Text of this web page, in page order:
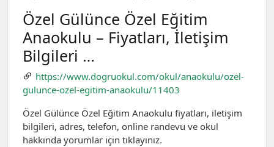
Özel Gülünce Özel Eğitim
Anaokulu – Fiyatları, İletişim
Bilgileri …
https://www.dogruokul.com/okul/anaokulu/ozel-
gulunce-ozel-egitim-anaokulu/11403
Özel Gülünce Özel Eğitim Anaokulu fiyatları, iletişim
bilgileri, adres, telefon, online randevu ve okul
hakkında yorumlar için tıklayınız.